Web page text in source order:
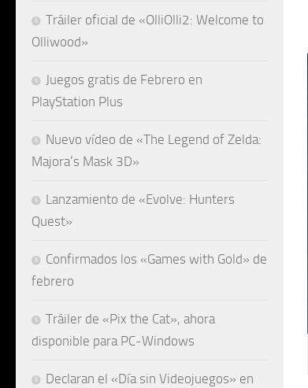
Tráiler oficial de «OlliOlli2: Welcome to
Olliwood»
Juegos gratis de Febrero en
PlayStation Plus
Nuevo vídeo de «The Legend of Zelda:
Majora’s Mask 3D»
Lanzamiento de «Evolve: Hunters
Quest»
Confirmados los «Games with Gold» de
febrero
Tráiler de «Pix the Cat», ahora
disponible para PC-Windows
Declaran el «Día sin Videojuegos» en